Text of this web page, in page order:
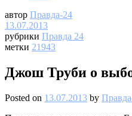
автор Правда-24
13.07.2013
рубрики Правда 24
метки 21943
Джош Труби о
Posted on 13.07.2013 by